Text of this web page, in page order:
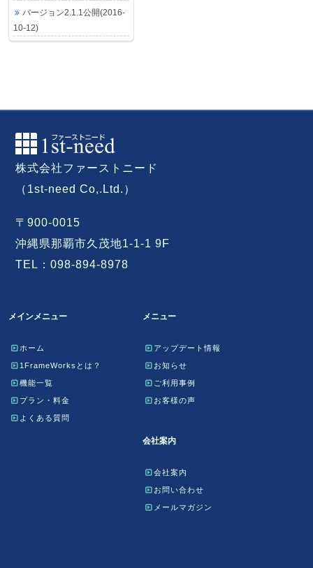
バージョン2.1.1公開(2016-
10-12)
株式会社ファーストニード
（1st-need Co,.Ltd.）
〒900-0015
沖縄県那覇市久茂地1-1-1 9F
TEL：098-894-8978
メインメニュー
ホーム
1FrameWorksとは？
機能一覧
プラン・料金
よくある質問
メニュー
アップデート情報
お知らせ
ご利用事例
お客様の声
会社案内
会社案内
お問い合わせ
メールマガジン